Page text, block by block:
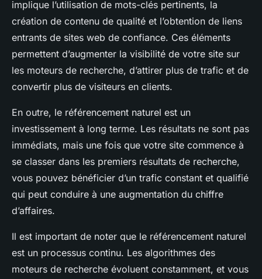
implique l’utilisation de mots-clés pertinents, la
création de contenu de qualité et l’obtention de liens
entrants de sites web de confiance. Ces éléments
permettent d’augmenter la visibilité de votre site sur
les moteurs de recherche, d’attirer plus de trafic et de
convertir plus de visiteurs en clients.
En outre, le référencement naturel est un
investissement à long terme. Les résultats ne sont pas
immédiats, mais une fois que votre site commence à
se classer dans les premiers résultats de recherche,
vous pouvez bénéficier d’un trafic constant et qualifié
qui peut conduire à une augmentation du chiffre
d’affaires.
Il est important de noter que le référencement naturel
est un processus continu. Les algorithmes des
moteurs de recherche évoluent constamment, et vous